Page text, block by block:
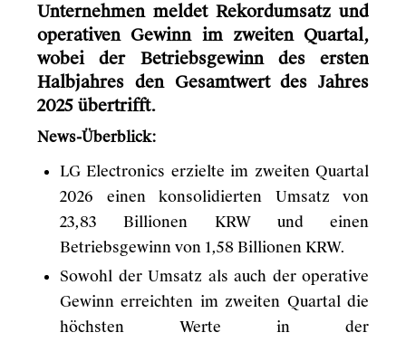
Unternehmen meldet Rekordumsatz und
operativen Gewinn im zweiten Quartal,
wobei der Betriebsgewinn des ersten
Halbjahres den Gesamtwert des Jahres
2025 übertrifft.
News-Überblick:
LG Electronics erzielte im zweiten Quartal
2026 einen konsolidierten Umsatz von
23,83 Billionen KRW und einen
Betriebsgewinn von 1,58 Billionen KRW.
Sowohl der Umsatz als auch der operative
Gewinn erreichten im zweiten Quartal die
höchsten Werte in der